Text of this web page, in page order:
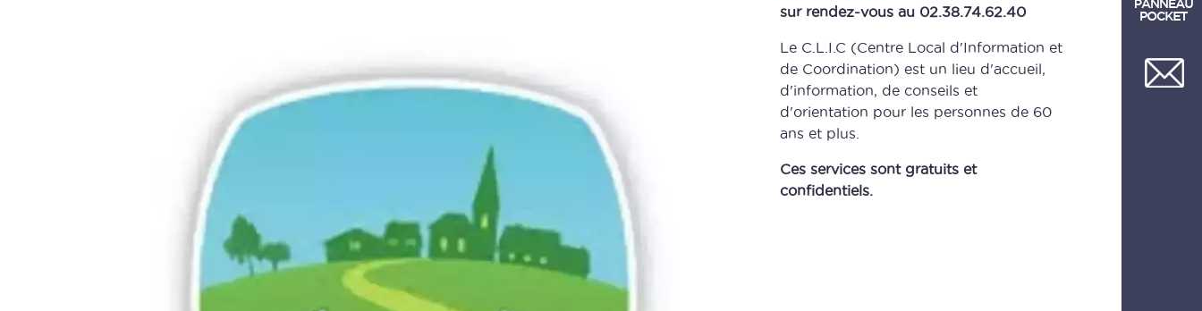
sur rendez-vous au 02.38.74.62.40
Le C.L.I.C (Centre Local d'Information et
de Coordination) est un lieu d'accueil,
d'information, de conseils et
d'orientation pour les personnes de 60
ans et plus.
Ces services sont gratuits et
confidentiels.